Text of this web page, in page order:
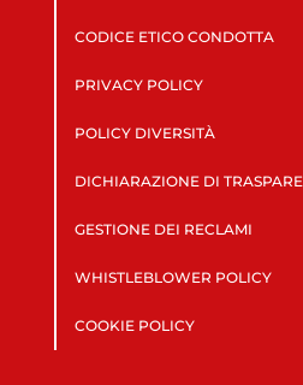
CODICE ETICO CONDOTTA
PRIVACY POLICY
POLICY DIVERSITÀ
DICHIARAZIONE DI
GESTIONE DEI RECLAMI
WHISTLEBLOWER POLICY
COOKIE POLICY